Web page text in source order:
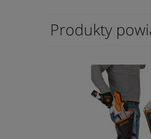
Produkty